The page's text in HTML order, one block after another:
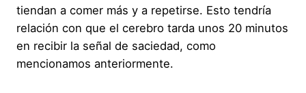
tiendan a comer más y a repetirse. Esto tendría
relación con que el cerebro tarda unos 20 minutos
en recibir la señal de saciedad, como
mencionamos anteriormente.